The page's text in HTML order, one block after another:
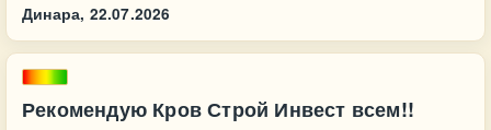
Динара, 22.07.2026
Рекомендую Кров Строй Инвест всем!!